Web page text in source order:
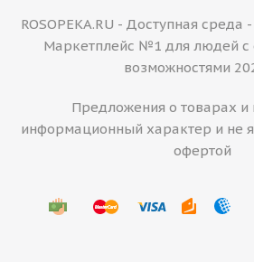
ROSOPEKA.RU - Доступная среда
Маркетплейс №1 для людей с
возможностями
Предложения о товарах и
информационный характер и не
офертой